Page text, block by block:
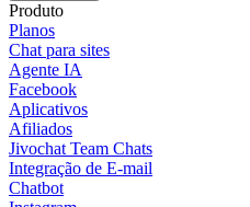
Produto
Planos
Chat para sites
Agente IA
Facebook
Aplicativos
Afiliados
Jivochat Team Chats
Integração de E-mail
Chatbot